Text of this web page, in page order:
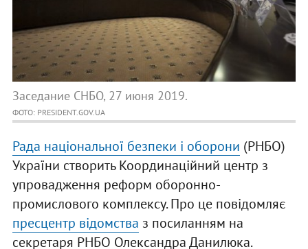
Заседание СНБО, 27 июня 2019.
ФОТО: PRESIDENT.GOV.UA
Рада національної безпеки і оборони (РНБО)
України створить Координаційний центр з
упровадження реформ оборонно-
промислового комплексу. Про це повідомляє
пресцентр відомства з посиланням на
секретаря РНБО Олександра Данилюка.